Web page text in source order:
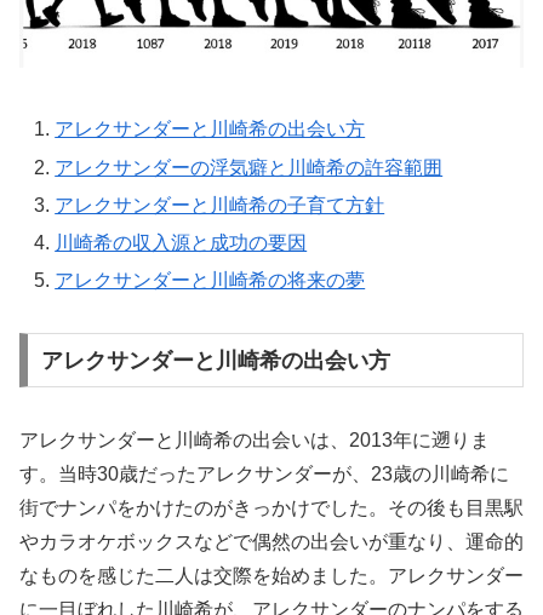
アレクサンダーと川崎希の出会い方
アレクサンダーの浮気癖と川崎希の許容範囲
アレクサンダーと川崎希の子育て方針
川崎希の収入源と成功の要因
アレクサンダーと川崎希の将来の夢
アレクサンダーと川崎希の出会い方
アレクサンダーと川崎希の出会いは、2013年に遡りま
す。当時30歳だったアレクサンダーが、23歳の川崎希に
街でナンパをかけたのがきっかけでした。その後も目黒駅
やカラオケボックスなどで偶然の出会いが重なり、運命的
なものを感じた二人は交際を始めました。アレクサンダー
に一目ぼれした川崎希が、アレクサンダーのナンパをする